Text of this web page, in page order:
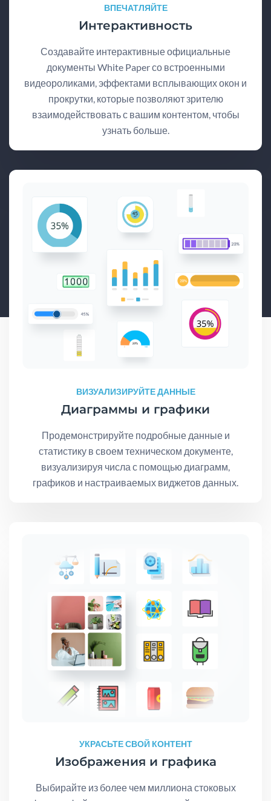
ВПЕЧАТЛЯЙТЕ
Интерактивность
Создавайте интерактивные официальные
документы White Paper со встроенными
видеороликами, эффектами всплывающих окон и
прокрутки, которые позволяют зрителю
взаимодействовать с вашим контентом, чтобы
узнать больше.
ВИЗУАЛИЗИРУЙТЕ ДАННЫЕ
Диаграммы и графики
Продемонстрируйте подробные данные и
статистику в своем техническом документе,
визуализируя числа с помощью диаграмм,
графиков и настраиваемых виджетов данных.
УКРАСЬТЕ СВОЙ КОНТЕНТ
Изображения и графика
Выбирайте из более чем миллиона стоковых